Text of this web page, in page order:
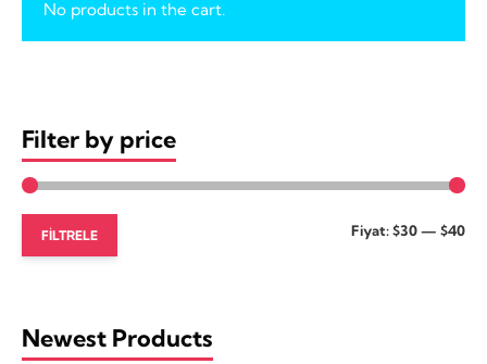
No products in the cart.
Filter by price
En
En
FILTRELE Fiyat:$30— $40
Newest Products